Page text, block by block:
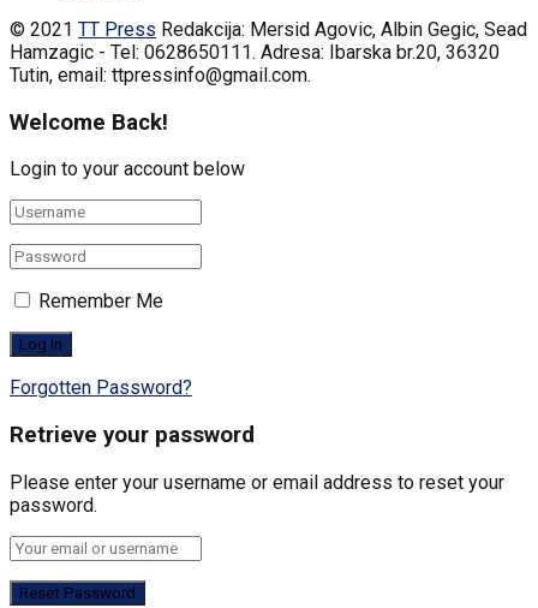
© 2021 TT Press Redakcija: Mersid Agovic, Albin Gegic, Sead
Hamzagic - Tel: 0628650111. Adresa: Ibarska br.20, 36320
Tutin, email: ttpressinfo@gmail.com.
Welcome Back!
Login to your account below
Remember Me
Forgotten Password?
Retrieve your password
Please enter your username or email address to reset your
password.